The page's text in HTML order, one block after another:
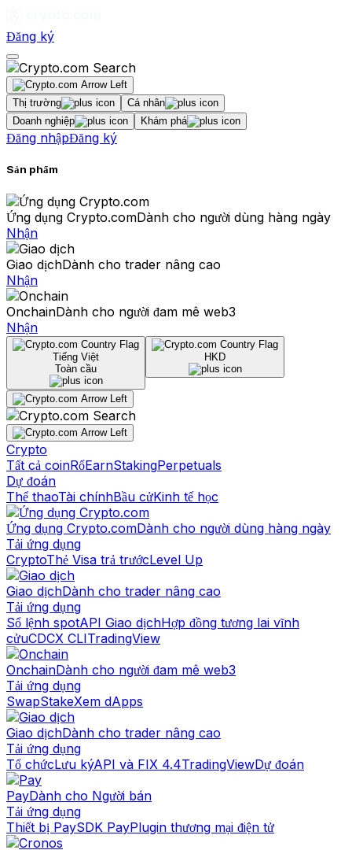
Đăng ký
Thị trường
Cá nhân
Doanh nghiệp
Khám phá
Đăng nhậpĐăng ký
Sản phẩm
Ứng dụng Crypto.comDành cho người dùng hàng ngày
Nhận
Giao dịchDành cho trader nâng cao
Nhận
OnchainDành cho người đam mê web3
Nhận
Tiếng Việt
Toàn cầu
HKD
Crypto
Tất cả coinRổEarnStakingPerpetuals
Dự đoán
Thể thaoTài chínhBầu cửKinh tế học
Ứng dụng Crypto.comDành cho người dùng hàng ngày
Tải ứng dụng
CryptoThẻ Visa trả trướcLevel Up
Giao dịchDành cho trader nâng cao
Tải ứng dụng
Sổ lệnh spotAPI Giao dịchHợp đồng tương lai vĩnh
cửuCDCX CLITradingView
OnchainDành cho người đam mê web3
Tải ứng dụng
SwapStakeXem dApps
Giao dịchDành cho trader nâng cao
Tải ứng dụng
Tổ chứcLưu kýAPI và FIX 4.4TradingViewDự đoán
PayDành cho Người bán
Tải ứng dụng
Thiết bị PaySDK PayPlugin thương mại điện tử